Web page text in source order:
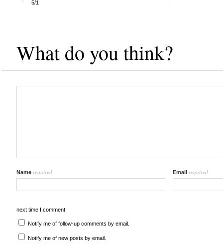
5/1
What do you think?
Name required Email required
next time I comment.
Notify me of follow-up comments by email.
Notify me of new posts by email.